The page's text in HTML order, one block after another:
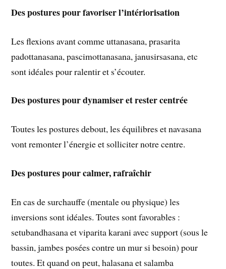
Des postures pour favoriser l’intériorisation
Les flexions avant comme uttanasana, prasarita
padottanasana, pascimottanasana, janusirsasana, etc
sont idéales pour ralentir et s’écouter.
Des postures pour dynamiser et rester centrée
Toutes les postures debout, les équilibres et navasana
vont remonter l’énergie et solliciter notre centre.
Des postures pour calmer, rafraîchir
En cas de surchauffe (mentale ou physique) les
inversions sont idéales. Toutes sont favorables :
setubandhasana et viparita karani avec support (sous le
bassin, jambes posées contre un mur si besoin) pour
toutes. Et quand on peut, halasana et salamba